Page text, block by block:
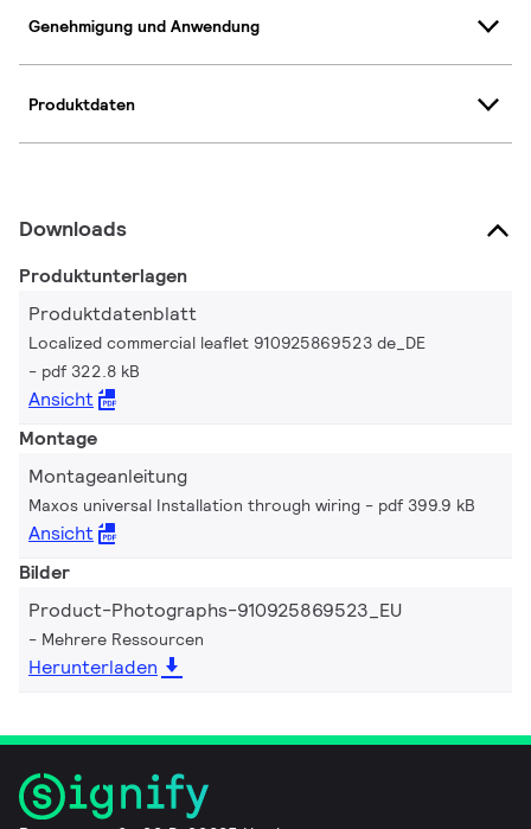
Genehmigung und Anwendung
Produktdaten
Downloads
Produktunterlagen
Produktdatenblatt
Localized commercial leaflet 910925869523 de_DE
pdf 322.8 kB
Ansicht
Montage
Montageanleitung
Maxos universal Installation through wiring pdf 399.9 kB
Ansicht
Bilder
Product-Photographs-910925869523_EU
Mehrere Ressourcen
Herunterladen